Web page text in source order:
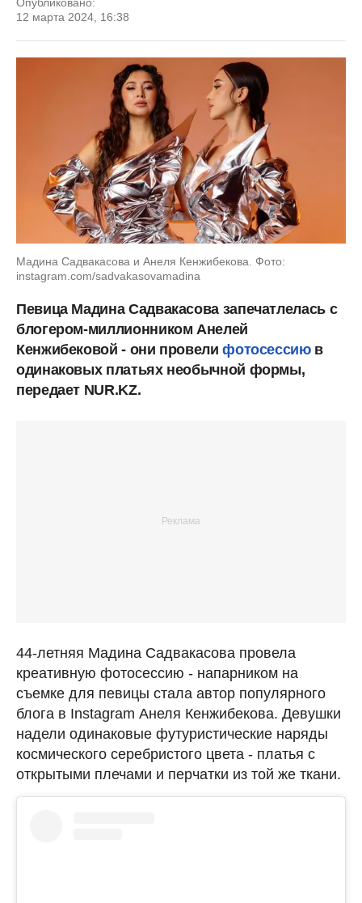
12 марта 2024, 16:38
Мадина Садвакасова и Анеля Кенжибекова. Фото:
instagram.com/sadvakasovamadina
Певица Мадина Садвакасова запечатлелась с
блогером-миллионником Анелей
Кенжибековой - они провелифотосессиюв
одинаковых платьях необычной формы,
передает NUR.KZ.
44-летняя Мадина Садвакасова провела
креативную фотосессию - напарником на
съемке для певицы стала автор популярного
блога в Instagram Анеля Кенжибекова. Девушки
надели одинаковые футуристические наряды
космического серебристого цвета - платья с
открытыми плечами и перчатки из той же ткани.